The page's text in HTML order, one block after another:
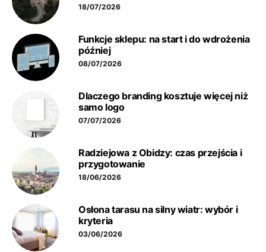
18/07/2026
Funkcje sklepu: na start i do wdrożenia
później
08/07/2026
Dlaczego branding kosztuje więcej niż
samo logo
07/07/2026
Radziejowa z Obidzy: czas przejścia i
przygotowanie
18/06/2026
Osłona tarasu na silny wiatr: wybór i
kryteria
03/06/2026